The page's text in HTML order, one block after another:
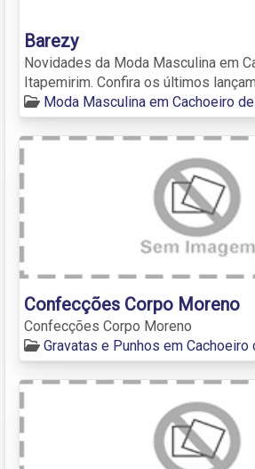
Barezy
Novidades da Moda Masculina em
Itapemirim. Confira os últimos
Moda Masculina em Cachoeiro
Confecções Corpo Moreno
Confecções Corpo Moreno
Gravatas e Punhos em